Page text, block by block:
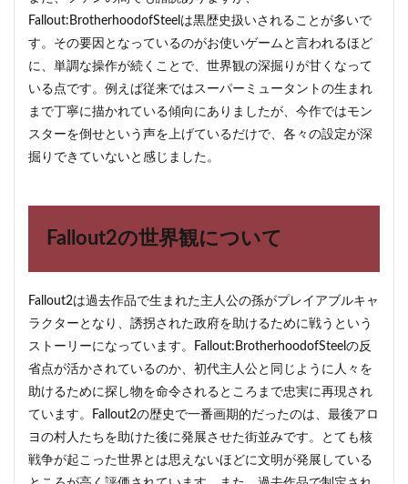
Fallout:BrotherhoodofSteelは黒歴史扱いされることが多いで
す。その要因となっているのがお使いゲームと言われるほど
に、単調な操作が続くことで、世界観の深掘りが甘くなって
いる点です。例えば従来ではスーパーミュータントの生まれ
まで丁寧に描かれている傾向にありましたが、今作ではモン
スターを倒せという声を上げているだけで、各々の設定が深
掘りできていないと感じました。
Fallout2の世界観について
Fallout2は過去作品で生まれた主人公の孫がプレイアブルキャ
ラクターとなり、誘拐された政府を助けるために戦うという
ストーリーになっています。Fallout:BrotherhoodofSteelの反
省点が活かされているのか、初代主人公と同じように人々を
助けるために探し物を命令されるところまで忠実に再現され
ています。Fallout2の歴史で一番画期的だったのは、最後アロ
ヨの村人たちを助けた後に発展させた街並みです。とても核
戦争が起こった世界とは思えないほどに文明が発展している